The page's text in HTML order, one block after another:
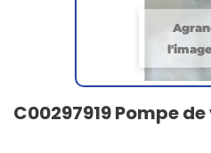
l'image
C00297919 Pompe